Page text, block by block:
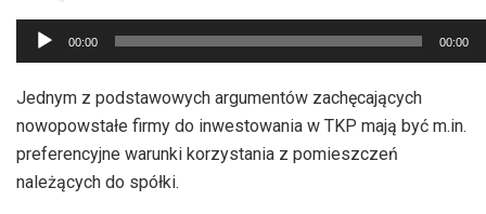
Odtwarzacz
plików
dźwiękowych
00:00 00:00
Jednym z podstawowych argumentów zachęcających
nowopowstałe firmy do inwestowania w TKP mają być m.in.
preferencyjne warunki korzystania z pomieszczeń
należących do spółki.